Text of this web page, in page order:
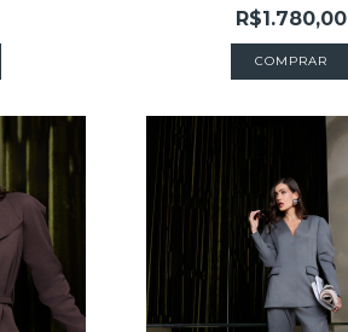
R$1.780,00
COMPRAR